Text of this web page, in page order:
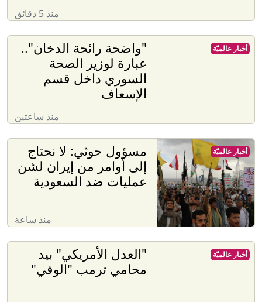
منذ 5 دقائق
"واضحة رائحة الدخان"..
عبارة لوزير الصحة
السوري داخل قسم
الإسعاف
منذ ساعتين
أخبار عالميّة
مسؤول حوثي: لا نحتاج
إلى أوامر من إيران لشن
عمليات ضد السعودية
منذ ساعة
أخبار عالميّة
"العدل الأمريكي" بيد
محامي ترمب "الوفي"
أخبار عالميّة